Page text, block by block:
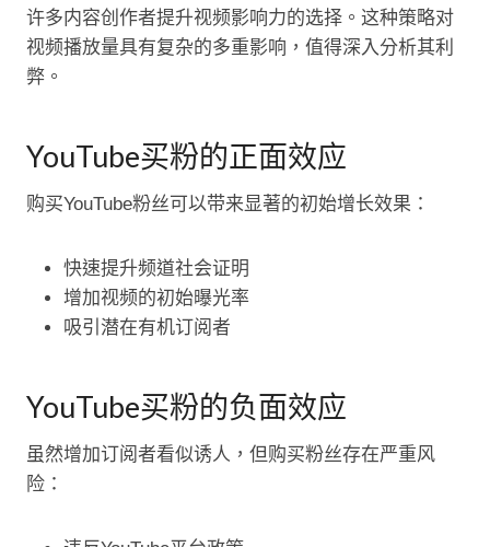
许多内容创作者提升视频影响力的选择。这种策略对
视频播放量具有复杂的多重影响，值得深入分析其利
弊。
YouTube买粉的正面效应
购买YouTube粉丝可以带来显著的初始增长效果：
快速提升频道社会证明
增加视频的初始曝光率
吸引潜在有机订阅者
YouTube买粉的负面效应
虽然增加订阅者看似诱人，但购买粉丝存在严重风
险：